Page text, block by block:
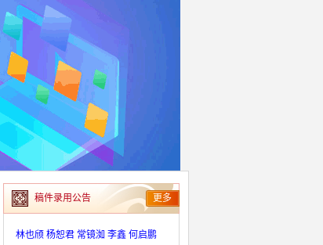
稿件录用公告 更多
林也颀 杨恕君 常镜洳 李鑫 何启鹏